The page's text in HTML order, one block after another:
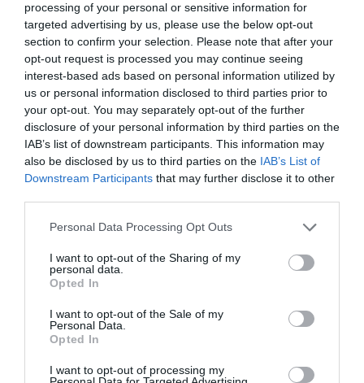
processing of your personal or sensitive information for
targeted advertising by us, please use the below opt-out
section to confirm your selection. Please note that after your
opt-out request is processed you may continue seeing
interest-based ads based on personal information utilized by
us or personal information disclosed to third parties prior to
your opt-out. You may separately opt-out of the further
disclosure of your personal information by third parties on the
IAB’s list of downstream participants. This information may
also be disclosed by us to third parties on the IAB’s List of
Downstream Participants that may further disclose it to other
Personal Data Processing Opt Outs
I want to opt-out of the Sharing of my
personal data.
Opted In
I want to opt-out of the Sale of my
Personal Data.
Opted In
I want to opt-out of processing my
RÉPONDRE
LAISSER UN COMMENTAIRE
FAIRE UN DON
Appel aux lecteurs !
Soutenez Air Journal participez